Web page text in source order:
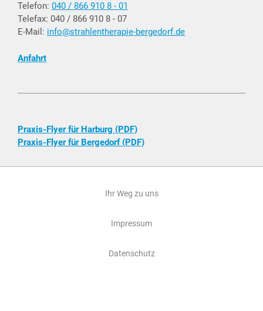
Telefon: 040 / 866 910 8 - 01
Telefax: 040 / 866 910 8 - 07
E-Mail: info@strahlentherapie-bergedorf.de
Anfahrt
Praxis-Flyer für Harburg (PDF)
Praxis-Flyer für Bergedorf (PDF)
Ihr Weg zu uns
Impressum
Datenschutz